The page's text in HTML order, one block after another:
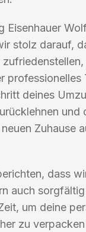
Eisenhauer
stolz darauf,
professionelles
deines
und
Zuhause
dass
auch
um deine
zu